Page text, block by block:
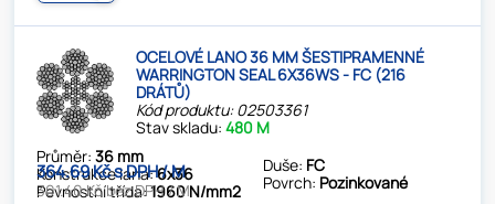
OCELOVÉ LANO 36 MM ŠESTIPRAMENNÉ
WARRINGTON SEAL 6X36WS - FC (216
DRÁTŮ)
Kód produktu: 02503361
Stav skladu:480 M
Průměr:36 mm
Konstrukce lana:6x36
Pevnostní třída:1960 N/mm2
Duše: FC
Povrch: Pozinkované
364.69 Kč s DPH / M
301.40 Kč bez DPH / M